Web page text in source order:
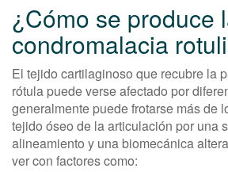
¿Cómo se produce
condromalacia
El tejido cartilaginoso que recubre la
rótula puede verse afectado por
generalmente puede frotarse más de
tejido óseo de la articulación por una
alineamiento y una biomecánica
ver con factores como: